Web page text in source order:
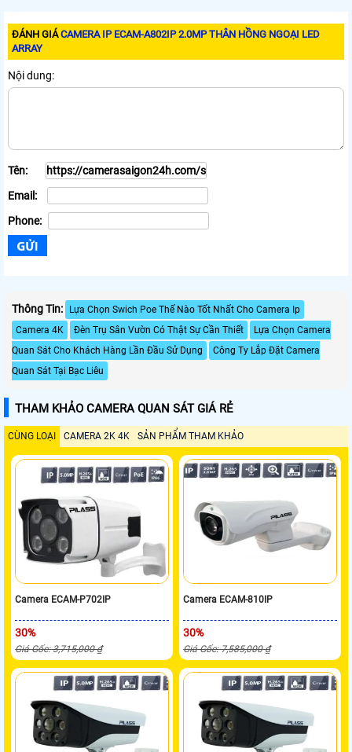
ĐÁNH GIÁCAMERA IP ECAM-A802IP 2.0MP THÂN HỒNG NGOẠI LED
ARRAY
Nội dung:
Tên:
Email:
Phone:
Thông Tin:
Lựa Chọn Swich Poe Thế Nào Tốt Nhất Cho Camera Ip
Camera 4K
Đèn Trụ Sân Vườn Có Thật Sự Cần Thiết
Lựa Chọn Camera
Quan Sát Cho Khách Hàng Lần Đầu Sử Dụng
Công Ty Lắp Đặt Camera
Quan Sát Tại Bạc Liêu
THAM KHẢO CAMERA QUAN SÁT GIÁ RẺ
CÙNG LOẠI CAMERA 2K 4K SẢN PHẨM THAM KHẢO
Camera ECAM-P702IP
30%
Giá Gốc: 3,715,000 ₫
Camera ECAM-810IP
30%
Giá Gốc: 7,585,000 ₫